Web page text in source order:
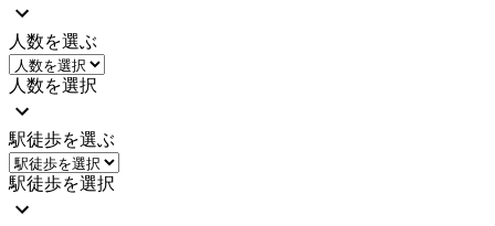
人数を選ぶ
人数を選択
駅徒歩を選ぶ
駅徒歩を選択